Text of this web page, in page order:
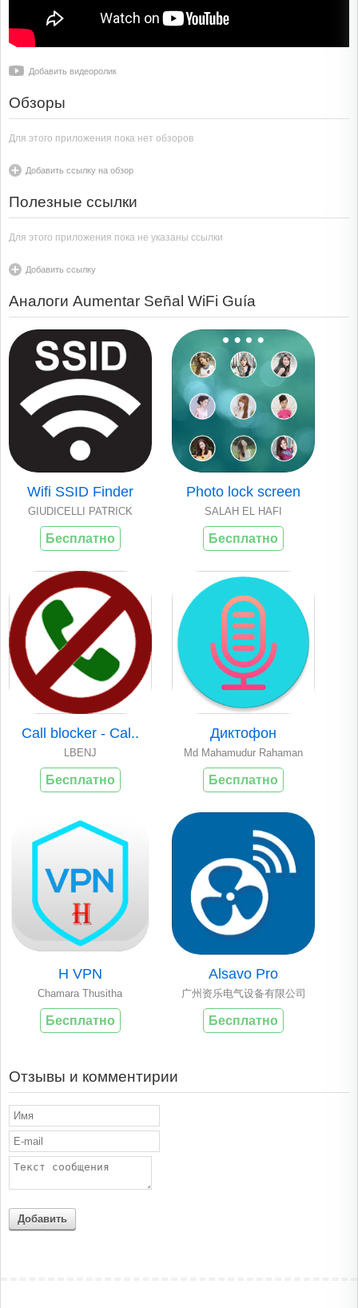
Добавить видеоролик
Обзоры
Для этого приложения пока нет обзоров
Добавить ссылку на обзор
Полезные ссылки
Для этого приложения пока не указаны ссылки
Добавить ссылку
Аналоги Aumentar Señal WiFi Guía
Wifi SSID Finder
GIUDICELLI PATRICK
Бесплатно
Photo lock screen
SALAH EL HAFI
Бесплатно
Call blocker - Cal..
LBENJ
Бесплатно
Диктофон
Md Mahamudur Rahaman
Бесплатно
H VPN
Chamara Thusitha
Бесплатно
Alsavo Pro
广州资乐电气设备有限公司
Бесплатно
Отзывы и комментирии
Добавить